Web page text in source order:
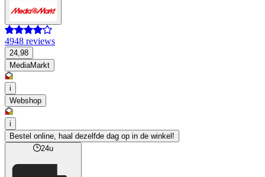
4948 reviews
24,98
MediaMarkt
i
Webshop
i
Bestel online, haal dezelfde dag op in de winkel!
24u